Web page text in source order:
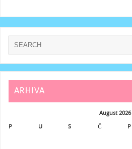
ARHIVA
August 2026
P
U S Č P